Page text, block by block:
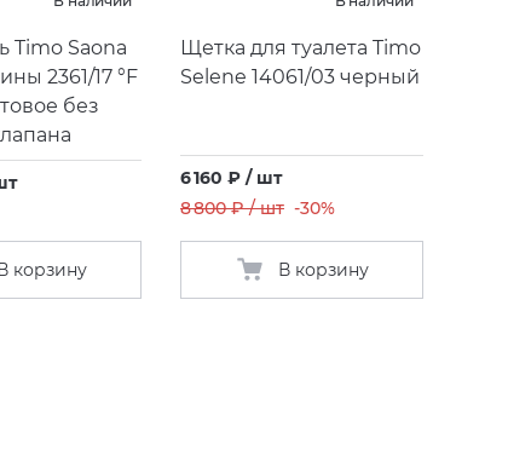
Timo Saona
2361/17 °F
без
корзину
Щетка для туалета Timo
Selene 14061/03 черный
6 160 ₽ / шт
8 800 ₽ / шт -30%
В корзину